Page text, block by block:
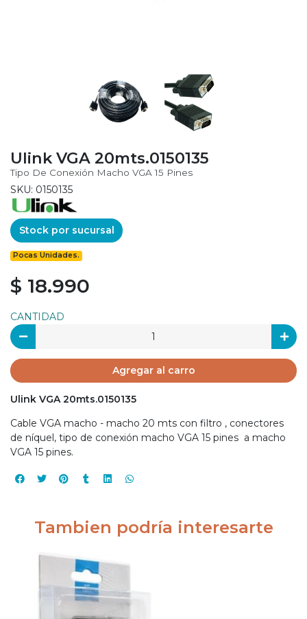
Ulink VGA 20mts.0150135
Tipo De Conexión Macho VGA 15 Pines
SKU: 0150135
Stock por sucursal
Pocas Unidades.
$ 18.990
CANTIDAD
Agregar al carro
Ulink VGA 20mts.0150135
Cable VGA macho - macho 20 mts con filtro , conectores
de níquel, tipo de conexión macho VGA 15 pines a macho
VGA 15 pines.
Tambien podría interesarte